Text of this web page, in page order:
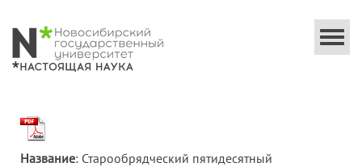
Название: Старообрядческий пятидесятный